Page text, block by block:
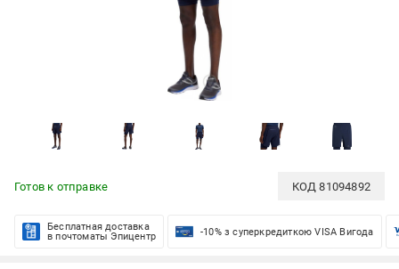
Готов к отправке КОД81094892
Бесплатная доставка
в почтоматы Эпицентр
-10% з суперкредиткою VISA Вигода